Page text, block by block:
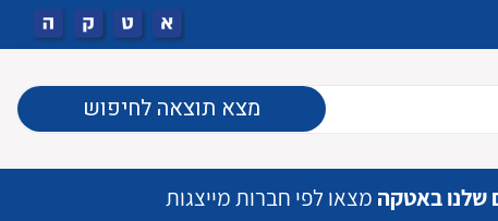
מצא תוצאה לחיפוש
שלנו באטקה מצאו לפי חברות מייצגות